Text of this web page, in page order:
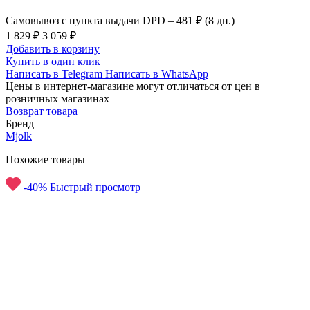
Самовывоз с пункта выдачи DPD – 481 ₽ (8 дн.)
1 829 ₽ 3 059 ₽
Добавить в корзину
Купить в один клик
Написать в Telegram Написать в WhatsApp
Цены в интернет-магазине могут отличаться от цен в
розничных магазинах
Возврат товара
Бренд
Mjolk
Похожие товары
-40% Быстрый просмотр